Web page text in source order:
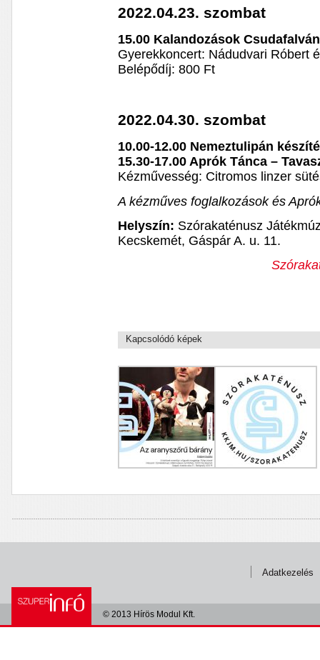
2022.04.23. szombat
15.00 Kalandozások Csudafalván
Gyerekkoncert: Nádudvari Róbert
Belépődíj: 800 Ft
2022.04.30. szombat
10.00-12.00 Nemeztulipán
15.30-17.00 Aprók Tánca –
Kézművesség: Citromos linzer
A kézműves foglalkozások és
Helyszín: Szórakaténusz
Kecskemét, Gáspár A. u. 11.
Kapcsolódó képek
Adatkezelés
© 2013 Hírös Modul Kft.